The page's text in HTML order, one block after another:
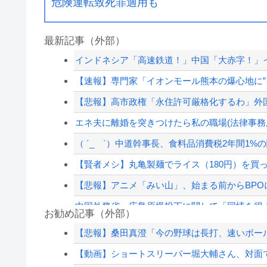
最新記事（外部）
インドネシア「高速鉄道！」中国「大赤字！
【速報】専門家「イオンモール熊本の爆心地
【悲報】高市政権「永住許可厳格化するわ」
エネ夫に離婚を突きつけたら私の職場(法律事
（ ´_ゝ`）中道幹事長、食料品消費税2年間
【賢者メシ】丸亀製麺でライス（180円）を
【悲報】アニメ「みい山」、始まる前から
中国外務省、広島原爆投下に関して「同情を
参政党・神谷代表、高市政権の食料品減税を
【画像】女子「弱男のホテルへの誘い方が丁
お勧め記事（外部）
【悲報】桑田真澄「今の野球は長打、速いボー
【動画】ショートスリーパー堀大輔さん、対